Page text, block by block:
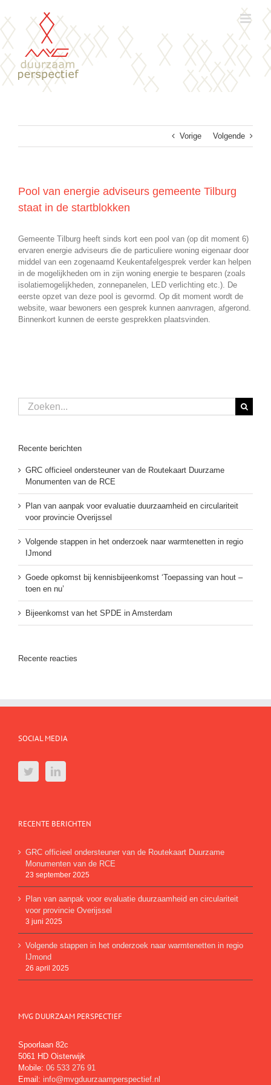
naar
inhoud
Vorige Volgende
Pool van energie adviseurs gemeente Tilburg
staat in de startblokken
Gemeente Tilburg heeft sinds kort een pool van (op dit moment 6)
ervaren energie adviseurs die de particuliere woning eigenaar door
middel van een zogenaamd Keukentafelgesprek verder kan helpen
in de mogelijkheden om in zijn woning energie te besparen (zoals
isolatiemogelijkheden, zonnepanelen, LED verlichting etc.). De
eerste opzet van deze pool is gevormd. Op dit moment wordt de
website, waar bewoners een gesprek kunnen aanvragen, afgerond.
Binnenkort kunnen de eerste gesprekken plaatsvinden.
Zoeken
naar:
Recente berichten
GRC officieel ondersteuner van de Routekaart Duurzame
Monumenten van de RCE
Plan van aanpak voor evaluatie duurzaamheid en circulariteit
voor provincie Overijssel
Volgende stappen in het onderzoek naar warmtenetten in regio
IJmond
Goede opkomst bij kennisbijeenkomst ‘Toepassing van hout –
toen en nu’
Bijeenkomst van het SPDE in Amsterdam
Recente reacties
SOCIAL MEDIA
RECENTE BERICHTEN
GRC officieel ondersteuner van de Routekaart Duurzame
Monumenten van de RCE
23 september 2025
Plan van aanpak voor evaluatie duurzaamheid en circulariteit
voor provincie Overijssel
3 juni 2025
Volgende stappen in het onderzoek naar warmtenetten in regio
IJmond
26 april 2025
MVG DUURZAAM PERSPECTIEF
Spoorlaan 82c
5061 HD Oisterwijk
Mobile: 06 533 276 91
Email: info@mvgduurzaamperspectief.nl